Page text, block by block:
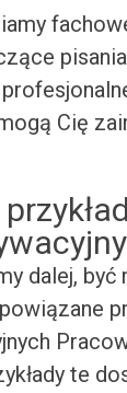
Cię
dalej, być
te